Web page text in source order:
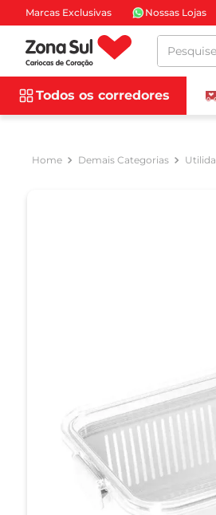
Marcas Exclusivas Nossas Lojas
Todos os corredores
Demais Categorias